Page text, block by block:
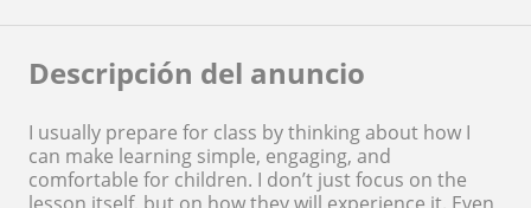
Descripción del anuncio
I usually prepare for class by thinking about how I
can make learning simple, engaging, and
comfortable for children. I don’t just focus on the